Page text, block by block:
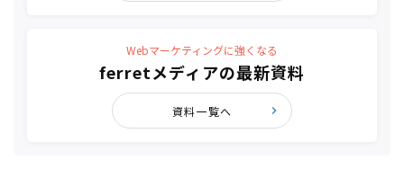
Webマーケティングに強くなる
ferretメディアの最新資料
資料一覧へ